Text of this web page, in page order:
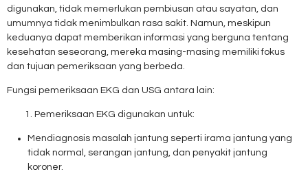
digunakan, tidak memerlukan pembiusan atau sayatan, dan
umumnya tidak menimbulkan rasa sakit. Namun, meskipun
keduanya dapat memberikan informasi yang berguna tentang
kesehatan seseorang, mereka masing-masing memiliki fokus
dan tujuan pemeriksaan yang berbeda.
Fungsi pemeriksaan EKG dan USG antara lain:
Pemeriksaan EKG digunakan untuk:
Mendiagnosis masalah jantung seperti irama jantung yang
tidak normal, serangan jantung, dan penyakit jantung
koroner.